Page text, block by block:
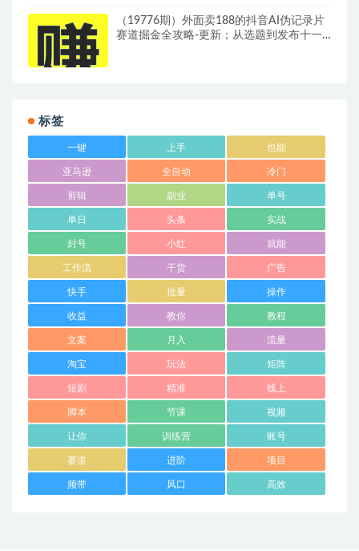
（19776期）外面卖188的抖音AI伪记录片
赛道掘金全攻略-更新；从选题到发布十一
标签
一键 上手 也能
亚马逊 全自动 冷门
剪辑 副业 单号
单日 头条 实战
封号 小红 就能
工作流 干货 广告
快手 批量 操作
收益 教你 教程
文案 月入 流量
淘宝 玩法 矩阵
短剧 精准 线上
脚本 节课 视频
让你 训练营 账号
赛道 进阶 项目
频带 风口 高效